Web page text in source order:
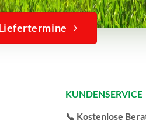
KUNDENSERVICE
📞 Kostenlose